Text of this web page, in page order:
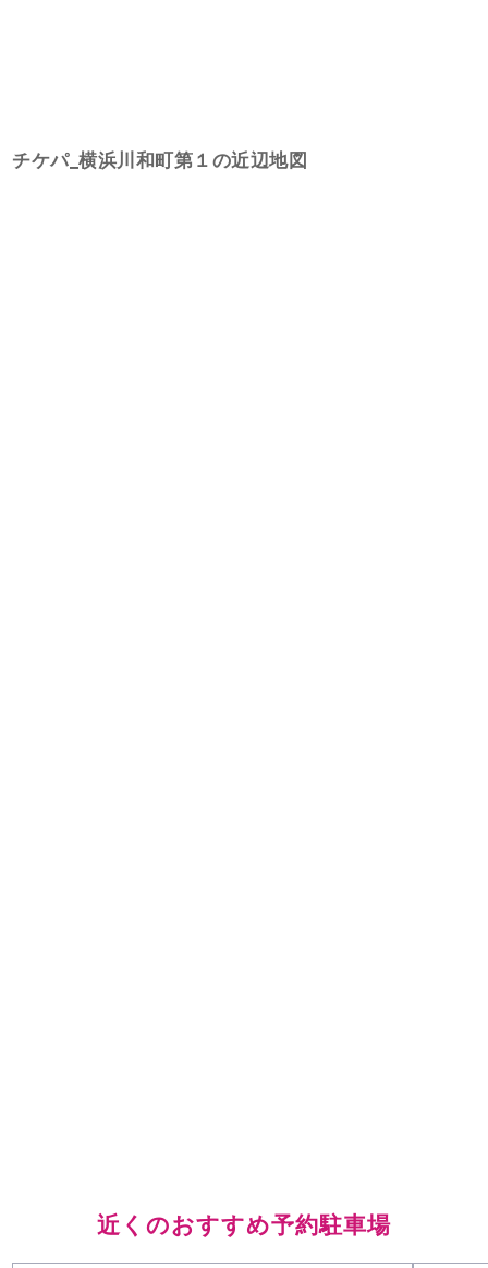
チケパ_横浜川和町第１の近辺地図
近くのおすすめ予約駐車場